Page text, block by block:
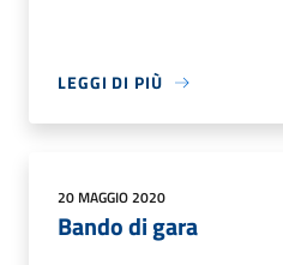
LEGGI DI PIÙ
20 MAGGIO 2020
Bando di gara